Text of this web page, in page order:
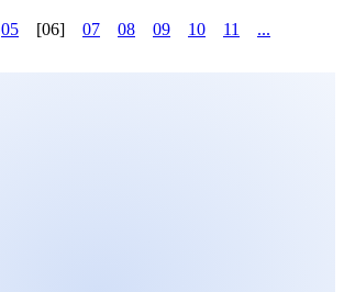
05 [06] 07 08 09 10 11 ...